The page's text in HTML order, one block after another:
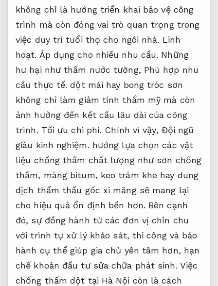
không chỉ là hướng triển khai bảo vệ công
trình mà còn đóng vai trò quan trọng trong
việc duy trì tuổi thọ cho ngôi nhà. Linh
hoạt. Áp dụng cho nhiều nhu cầu. Những
hư hại như thấm nước tường, Phù hợp nhu
cầu thực tế. dột mái hay bong tróc sơn
không chỉ làm giảm tính thẩm mỹ mà còn
ảnh hưởng đến kết cấu lâu dài của công
trình. Tối ưu chi phí. Chính vì vậy, Đội ngũ
giàu kinh nghiệm. hướng lựa chọn các vật
liệu chống thấm chất lượng như sơn chống
thấm, màng bitum, keo trám khe hay dung
dịch thẩm thấu gốc xi măng sẽ mang lại
cho hiệu quả ổn định bền hơn. Bên cạnh
đó, sự đồng hành từ các đơn vị chỉn chu
với trình tự xử lý khảo sát, thi công và bảo
hành cụ thể giúp gia chủ yên tâm hơn, hạn
chế khoản đầu tư sửa chữa phát sinh. Việc
chống thấm dột tại Hà Nội còn là cách